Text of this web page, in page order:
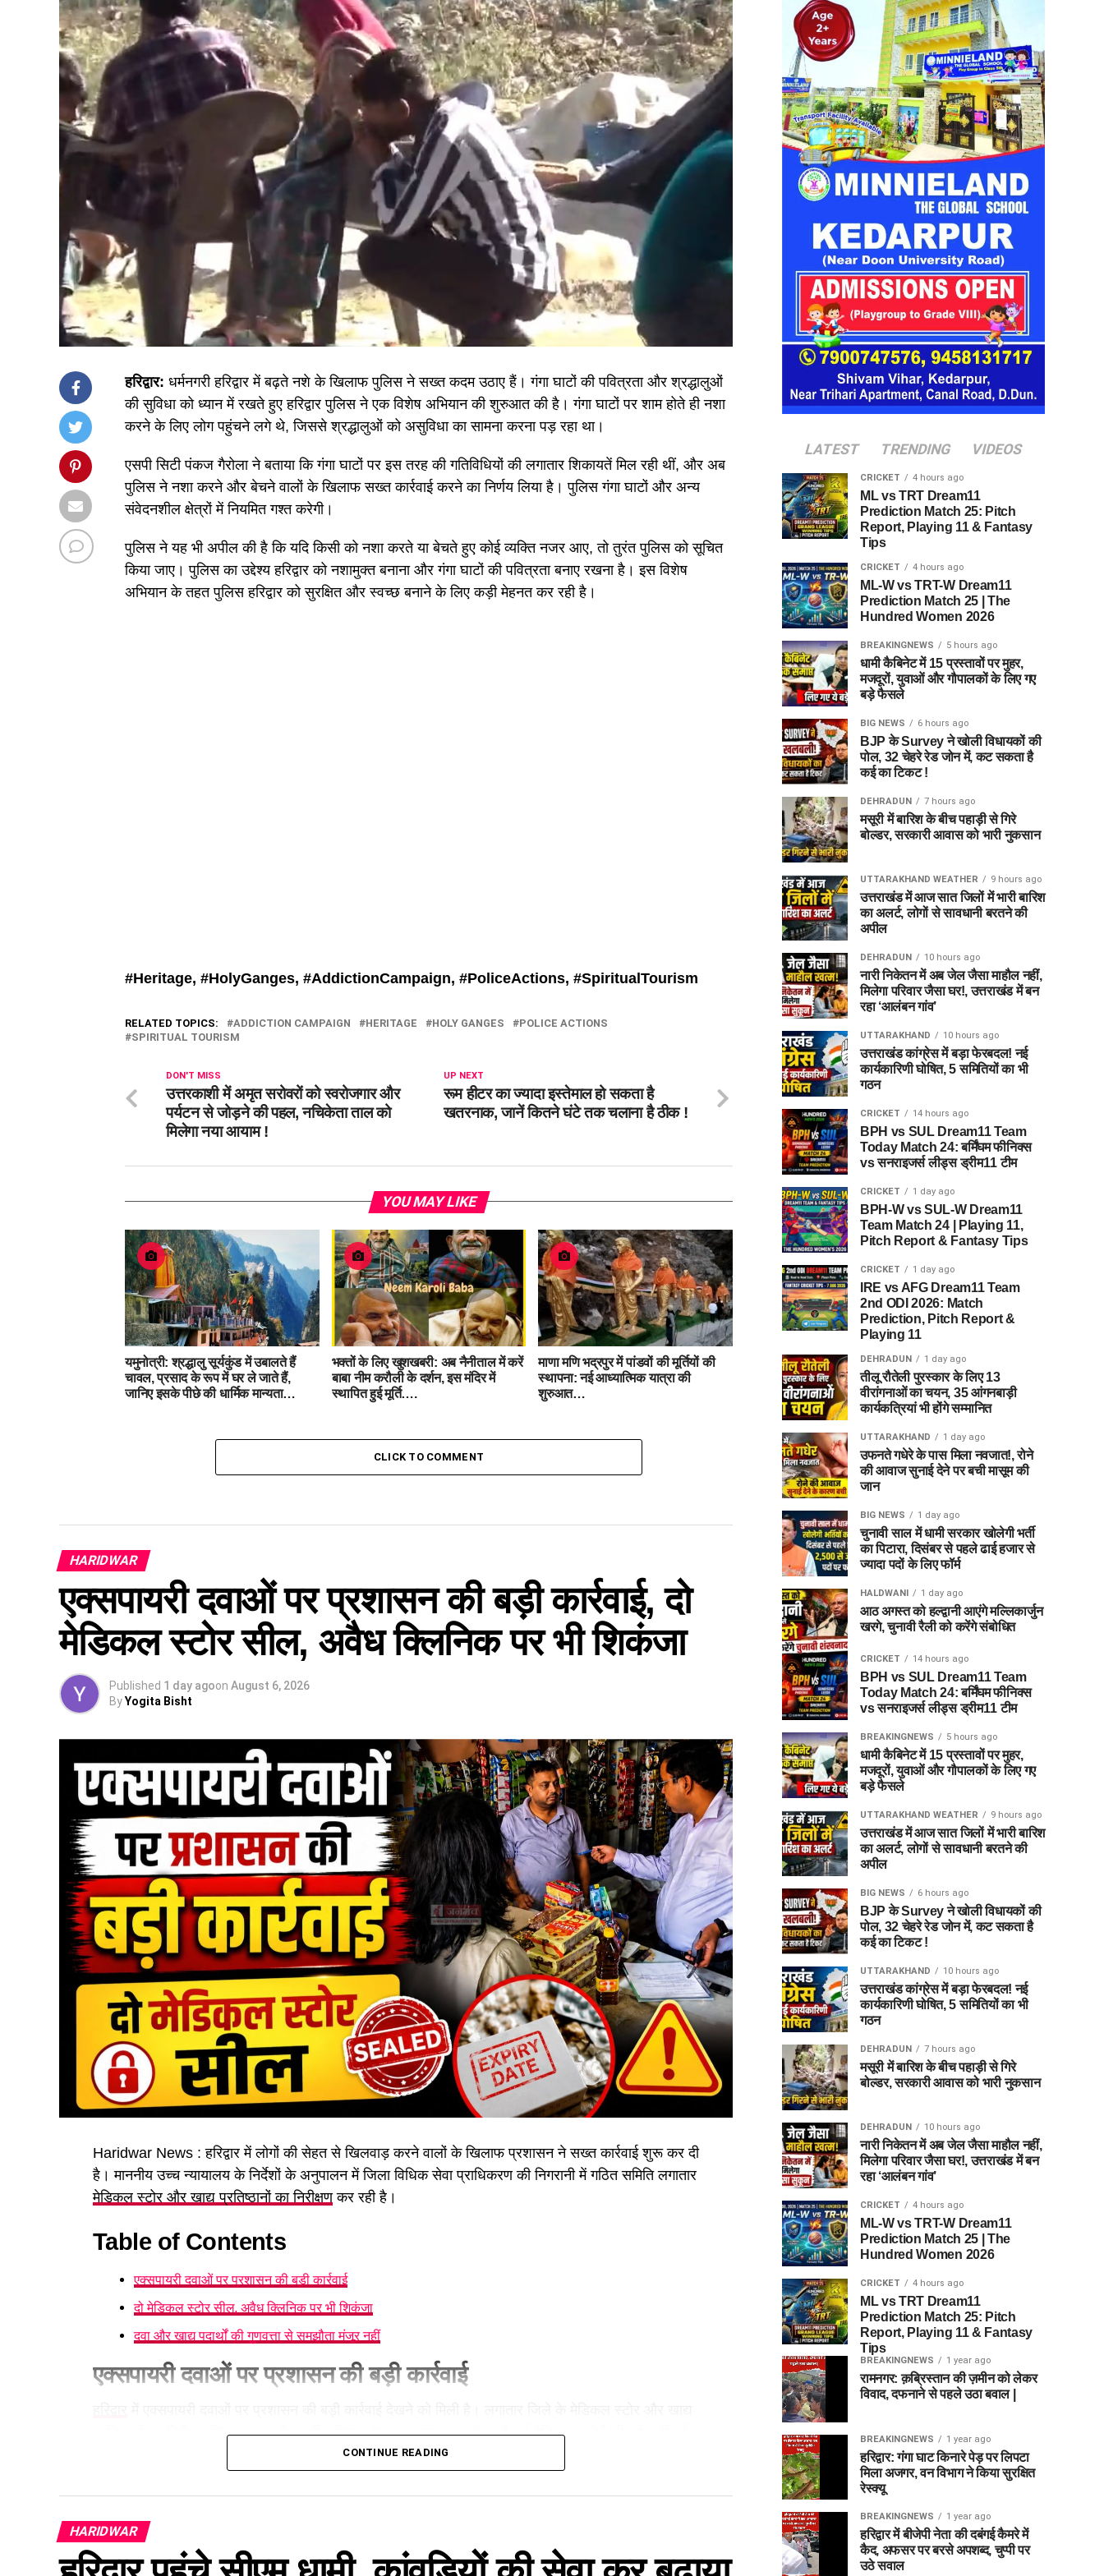
हरिद्वार: धर्मनगरी हरिद्वार में बढ़ते नशे के खिलाफ पुलिस ने सख्त कदम उठाए हैं। गंगा घाटों की पवित्रता और श्रद्धालुओं
की सुविधा को ध्यान में रखते हुए हरिद्वार पुलिस ने एक विशेष अभियान की शुरुआत की है। गंगा घाटों पर शाम होते ही नशा
करने के लिए लोग पहुंचने लगे थे, जिससे श्रद्धालुओं को असुविधा का सामना करना पड़ रहा था।
एसपी सिटी पंकज गैरोला ने बताया कि गंगा घाटों पर इस तरह की गतिविधियों की लगातार शिकायतें मिल रही थीं, और अब
पुलिस ने नशा करने और बेचने वालों के खिलाफ सख्त कार्रवाई करने का निर्णय लिया है। पुलिस गंगा घाटों और अन्य
संवेदनशील क्षेत्रों में नियमित गश्त करेगी।
पुलिस ने यह भी अपील की है कि यदि किसी को नशा करते या बेचते हुए कोई व्यक्ति नजर आए, तो तुरंत पुलिस को सूचित
किया जाए। पुलिस का उद्देश्य हरिद्वार को नशामुक्त बनाना और गंगा घाटों की पवित्रता बनाए रखना है। इस विशेष
अभियान के तहत पुलिस हरिद्वार को सुरक्षित और स्वच्छ बनाने के लिए कड़ी मेहनत कर रही है।
#Heritage, #HolyGanges, #AddictionCampaign, #PoliceActions, #SpiritualTourism
RELATED TOPICS: ADDICTION CAMPAIGN HERITAGE HOLY GANGES
POLICE ACTIONS
SPIRITUAL TOURISM
UP NEXT
रूम हीटर का ज्यादा इस्तेमाल हो सकता है
खतरनाक, जानें कितने घंटे तक चलाना है ठीक !
DON'T MISS
उत्तरकाशी में अमृत सरोवरों को स्वरोजगार और
पर्यटन से जोड़ने की पहल, नचिकेता ताल को
मिलेगा नया आयाम !
YOU MAY LIKE
यमुनोत्री: श्रद्धालु सूर्यकुंड में उबालते हैं
चावल, प्रसाद के रूप में घर ले जाते हैं,
जानिए इसके पीछे की धार्मिक मान्यता…
भक्तों के लिए खुशखबरी: अब नैनीताल में करें
बाबा नीम करौली के दर्शन, इस मंदिर में
स्थापित हुई मूर्ति….
माणा मणि भद्रपुर में पांडवों की मूर्तियों की
स्थापना: नई आध्यात्मिक यात्रा की
शुरुआत…
CLICK TO COMMENT
HARIDWAR
एक्सपायरी दवाओं पर प्रशासन की बड़ी कार्रवाई, दो
मेडिकल स्टोर सील, अवैध क्लिनिक पर भी शिकंजा
Published 1 day agoon August 6, 2026
ByYogita Bisht
Haridwar News : हरिद्वार में लोगों की सेहत से खिलवाड़ करने वालों के खिलाफ प्रशासन ने सख्त कार्रवाई शुरू कर दी
है। माननीय उच्च न्यायालय के निर्देशों के अनुपालन में जिला विधिक सेवा प्राधिकरण की निगरानी में गठित समिति लगातार
मेडिकल स्टोर और खाद्य प्रतिष्ठानों का निरीक्षणकर रही है।
Table of Contents
एक्सपायरी दवाओं पर प्रशासन की बड़ी कार्रवाई
दो मेडिकल स्टोर सील, अवैध क्लिनिक पर भी शिकंजा
दवा और खाद्य पदार्थों की गुणवत्ता से समझौता मंजूर नहीं
एक्सपायरी दवाओं पर प्रशासन की बड़ी कार्रवाई
प्रतिष्ठानों का निरीक्षण किया जा रहा है। इसी अभियान के तहत सुभाष नगर क्षेत्र में कई मेडिकल स्टोरों की जांच की गई,
जहां दो दुकानों में गंभीर अनियमितताएं मिलने पर उन्हें तत्काल बंद कर नोटिस जारी किया गया।
CONTINUE READING
HARIDWAR
LATEST TRENDING VIDEOS
CRICKET 4 hours ago
ML vs TRT Dream11
Prediction Match 25: Pitch
Report, Playing 11 & Fantasy
Tips
CRICKET 4 hours ago
ML-W vs TRT-W Dream11
Prediction Match 25 | The
Hundred Women 2026
BREAKINGNEWS 5 hours ago
धामी कैबिनेट में 15 प्रस्तावों पर मुहर,
मजदूरों, युवाओं और गौपालकों के लिए गए
बड़े फैसले
BIG NEWS 6 hours ago
BJP के Survey ने खोली विधायकों की
पोल, 32 चेहरे रेड जोन में, कट सकता है
कई का टिकट !
DEHRADUN 7 hours ago
मसूरी में बारिश के बीच पहाड़ी से गिरे
बोल्डर, सरकारी आवास को भारी नुकसान
UTTARAKHAND WEATHER 9 hours ago
उत्तराखंड में आज सात जिलों में भारी बारिश
का अलर्ट, लोगों से सावधानी बरतने की
अपील
DEHRADUN 10 hours ago
नारी निकेतन में अब जेल जैसा माहौल नहीं,
मिलेगा परिवार जैसा घर!, उत्तराखंड में बन
रहा ‘आलंबन गांव’
UTTARAKHAND 10 hours ago
उत्तराखंड कांग्रेस में बड़ा फेरबदल! नई
कार्यकारिणी घोषित, 5 समितियों का भी
गठन
CRICKET 14 hours ago
BPH vs SUL Dream11 Team
Today Match 24: बर्मिंघम फीनिक्स
vs सनराइजर्स लीड्स ड्रीम11 टीम
CRICKET 1 day ago
BPH-W vs SUL-W Dream11
Team Match 24 | Playing 11,
Pitch Report & Fantasy Tips
CRICKET 1 day ago
IRE vs AFG Dream11 Team
2nd ODI 2026: Match
Prediction, Pitch Report &
Playing 11
DEHRADUN 1 day ago
तीलू रौतेली पुरस्कार के लिए 13
वीरांगनाओं का चयन, 35 आंगनबाड़ी
कार्यकत्रियां भी होंगे सम्मानित
UTTARAKHAND 1 day ago
उफनते गधेरे के पास मिला नवजात!, रोने
की आवाज सुनाई देने पर बची मासूम की
जान
BIG NEWS 1 day ago
चुनावी साल में धामी सरकार खोलेगी भर्ती
का पिटारा, दिसंबर से पहले ढाई हजार से
ज्यादा पदों के लिए फॉर्म
HALDWANI 1 day ago
आठ अगस्त को हल्द्वानी आएंगे मल्लिकार्जुन
खरगे, चुनावी रैली को करेंगे संबोधित
CRICKET 14 hours ago
BPH vs SUL Dream11 Team
Today Match 24: बर्मिंघम फीनिक्स
vs सनराइजर्स लीड्स ड्रीम11 टीम
BREAKINGNEWS 5 hours ago
धामी कैबिनेट में 15 प्रस्तावों पर मुहर,
मजदूरों, युवाओं और गौपालकों के लिए गए
बड़े फैसले
UTTARAKHAND WEATHER 9 hours ago
उत्तराखंड में आज सात जिलों में भारी बारिश
का अलर्ट, लोगों से सावधानी बरतने की
अपील
BIG NEWS 6 hours ago
BJP के Survey ने खोली विधायकों की
पोल, 32 चेहरे रेड जोन में, कट सकता है
कई का टिकट !
UTTARAKHAND 10 hours ago
उत्तराखंड कांग्रेस में बड़ा फेरबदल! नई
कार्यकारिणी घोषित, 5 समितियों का भी
गठन
DEHRADUN 7 hours ago
मसूरी में बारिश के बीच पहाड़ी से गिरे
बोल्डर, सरकारी आवास को भारी नुकसान
DEHRADUN 10 hours ago
नारी निकेतन में अब जेल जैसा माहौल नहीं,
मिलेगा परिवार जैसा घर!, उत्तराखंड में बन
रहा ‘आलंबन गांव’
CRICKET 4 hours ago
ML-W vs TRT-W Dream11
Prediction Match 25 | The
Hundred Women 2026
CRICKET 4 hours ago
ML vs TRT Dream11
Prediction Match 25: Pitch
Report, Playing 11 & Fantasy
Tips
BREAKINGNEWS 1 year ago
रामनगर: क़ब्रिस्तान की ज़मीन को लेकर
विवाद, दफनाने से पहले उठा बवाल |
BREAKINGNEWS 1 year ago
हरिद्वार: गंगा घाट किनारे पेड़ पर लिपटा
मिला अजगर, वन विभाग ने किया सुरक्षित
रेस्क्यू
BREAKINGNEWS 1 year ago
हरिद्वार में बीजेपी नेता की दबंगई कैमरे में
कैद, अफसर पर बरसे अपशब्द, चुप्पी पर
उठे सवाल